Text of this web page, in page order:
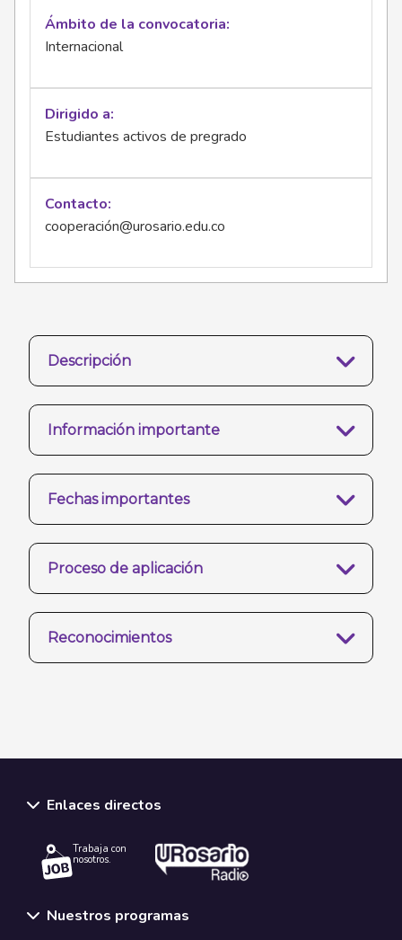
Ámbito de la convocatoria
Internacional
Dirigido a
Estudiantes activos de pregrado
Contacto
cooperación@urosario.edu.co
Descripción
Información importante
Fechas importantes
Proceso de aplicación
Reconocimientos
Enlaces directos
Trabaja con
nosotros.
Nuestros programas